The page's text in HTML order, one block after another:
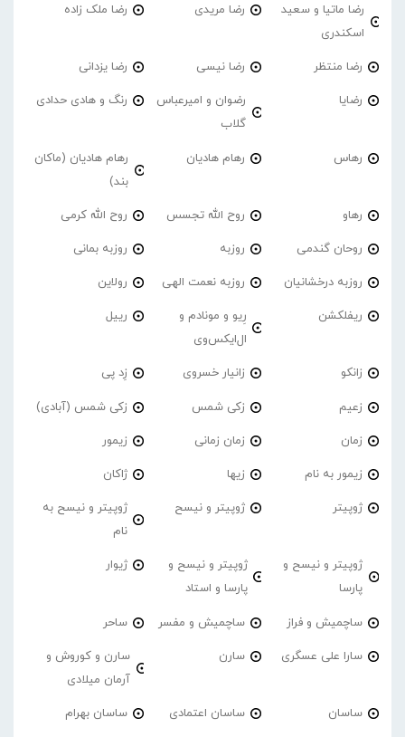
رضا ماتیا و سعید
اسکندری
رضا مریدی رضا ملک زاده
رضا منتظر رضا نیسی رضا یزدانی
رضایا
رضوان و امیرعباس
گلاب
رنگ و هادی حدادی
رهاس رهام هادیان
رهام هادیان (ماکان
بند)
رهاو روح الله تجسس روح الله کرمی
روحان گندمی روزبه روزبه بمانی
روزبه درخشانیان روزبه نعمت الهی رولاین
ریفلکشن
رِیو و مونادم و
ال‌ایکس‌وی
رییل
زانکو زانیار خسروی زِد پی
زعیم زکی شمس زکی شمس (آبادی)
زمان زمان زمانی زیمور
زیمور به نام زیها ژاکان
ژوپیتر ژوپیتر و نیسح
ژوپیتر و نیسح به
نام
ژوپیتر و نیسح و
پارسا
ژوپیتر و نیسح و
پارسا و استاد
ژیوار
ساچمیش و فراز ساچمیش و مفسر ساحر
سارا علی عسگری سارن
سارن و کوروش و
آرمان میلادی
ساسان ساسان اعتمادی ساسان بهرام